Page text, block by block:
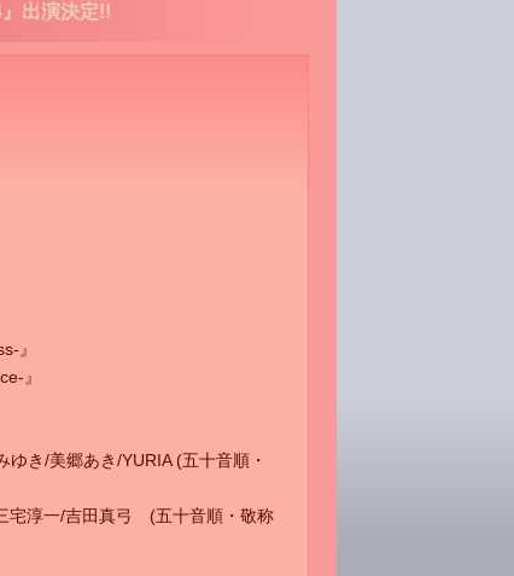
出演決定!!
』
』
き/美郷あき/YURIA (五十音順・
宅淳一/吉田真弓 (五十音順・敬称